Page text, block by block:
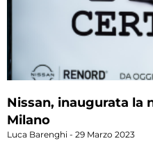
Nissan, inaugurata la
Milano
Luca Barenghi 29 Marzo 2023